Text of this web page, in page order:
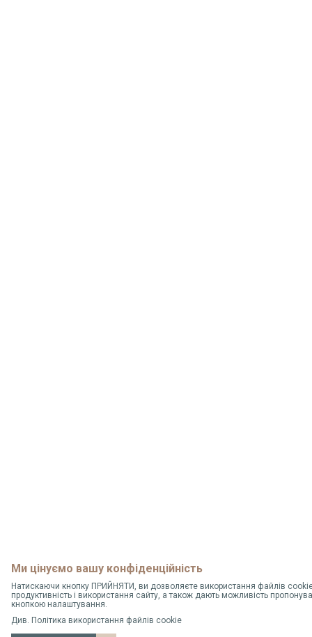
Ми цінуємо вашу конфіденційність
Натискаючи кнопку ПРИЙНЯТИ, ви дозволяєте використання файлів
продуктивність і використання сайту, а також дають можливість
кнопкою налаштування.
Див. Політика використання файлів cookie